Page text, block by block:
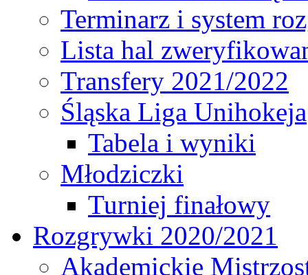
Terminarz i system
Lista hal
Transfery 2021/2022
Śląska Liga Unihokeja
Tabela i wyniki
Młodziczki
Turniej finałowy
Rozgrywki 2020/2021
Akademickie